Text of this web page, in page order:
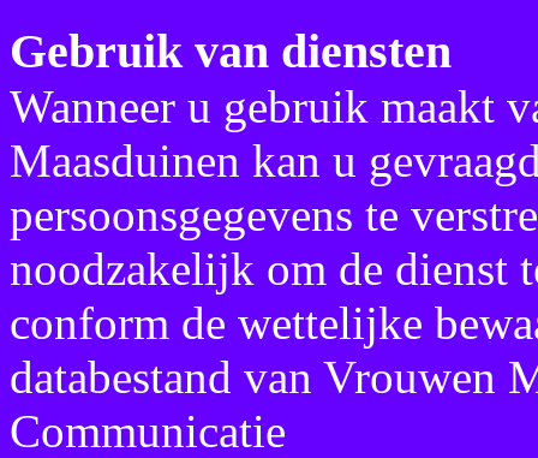
Gebruik van diensten
Wanneer u gebruik maakt
Maasduinen kan u
persoonsgegevens te
noodzakelijk om de dienst
conform de wettelijke
databestand van Vrouwen
Communicatie